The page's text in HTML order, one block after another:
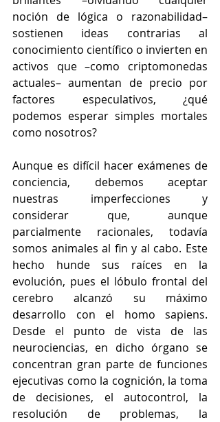
noción de lógica o razonabilidad–
sostienen ideas contrarias al
conocimiento científico o invierten en
activos que –como criptomonedas
actuales– aumentan de precio por
factores especulativos, ¿qué
podemos esperar simples mortales
como nosotros?
Aunque es difícil hacer exámenes de
conciencia, debemos aceptar
nuestras imperfecciones y
considerar que, aunque
parcialmente racionales, todavía
somos animales al fin y al cabo. Este
hecho hunde sus raíces en la
evolución, pues el lóbulo frontal del
cerebro alcanzó su máximo
desarrollo con el homo sapiens.
Desde el punto de vista de las
neurociencias, en dicho órgano se
concentran gran parte de funciones
ejecutivas como la cognición, la toma
de decisiones, el autocontrol, la
resolución de problemas, la